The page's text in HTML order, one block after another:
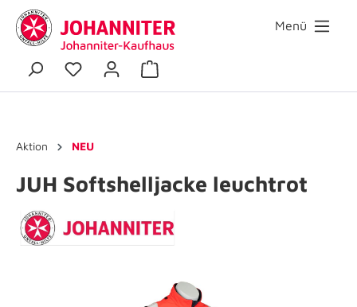
Menü
Aktion NEU
JUH Softshelljacke leuchtrot